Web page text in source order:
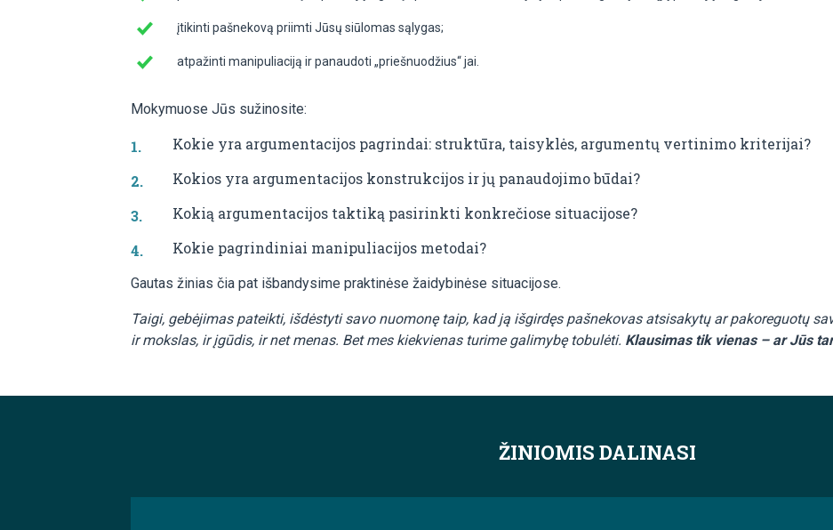
įtikinti pašnekovą priimti Jūsų siūlomas sąlygas;
atpažinti manipuliaciją ir panaudoti „priešnuodžius“ jai.
Mokymuose Jūs sužinosite:
Kokie yra argumentacijos pagrindai: struktūra, taisyklės, argumentų vertinimo kriterijai?
Kokios yra argumentacijos konstrukcijos ir jų panaudojimo būdai?
Kokią argumentacijos taktiką pasirinkti konkrečiose situacijose?
Kokie pagrindiniai manipuliacijos metodai?
Gautas žinias čia pat išbandysime praktinėse žaidybinėse situacijose.
Taigi, gebėjimas pateikti, išdėstyti savo nuomonę taip, kad ją išgirdęs pašnekovas atsisakytų ar pakoreguotų
ir mokslas, ir įgūdis, ir net menas. Bet mes kiekvienas turime galimybę tobulėti. Klausimas tik vienas – ar Jūs
ŽINIOMIS DALINASI